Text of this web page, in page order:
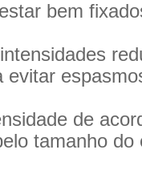
bem
evitar
de
tamanho do